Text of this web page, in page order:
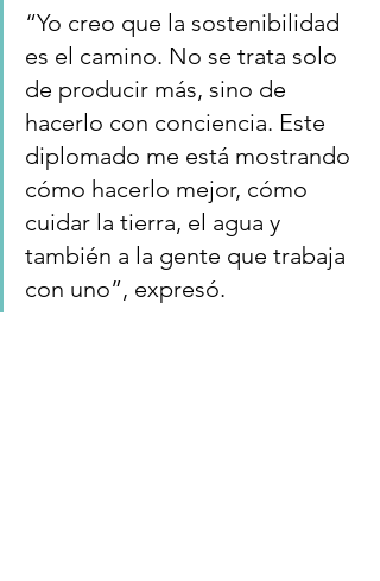
“Yo creo que la sostenibilidad
es el camino. No se trata solo
de producir más, sino de
hacerlo con conciencia. Este
diplomado me está mostrando
cómo hacerlo mejor, cómo
cuidar la tierra, el agua y
también a la gente que trabaja
con uno”, expresó.